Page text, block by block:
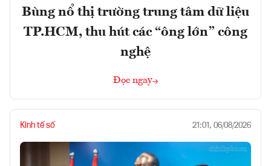
Bùng nổ thị trường trung tâm dữ liệu
TP.HCM, thu hút các “ông lớn” công
nghệ
Đọc ngay
Kinh tế số 21:01, 06/08/2026